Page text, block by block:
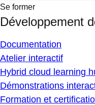
Se former
Développement
Documentation
Atelier interactif
Hybrid cloud learning
Démonstrations
Formation et